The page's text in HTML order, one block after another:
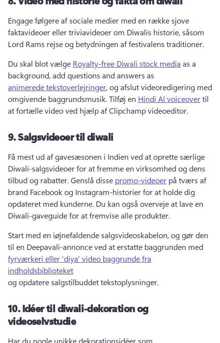
Engage følgere af sociale medier med en række sjove
faktavideoer eller triviavideoer om Diwalis historie, såsom
Lord Rams rejse og betydningen af festivalens traditioner.
Du skal blot vælge Royalty-free Diwali stock media as a
background, add questions and answers as
animerede tekstoverlejringer, og afslut videoredigering med
omgivende baggrundsmusik. Tilføj en Hindi AI voiceover til
at fortælle video ved hjælp af Clipchamp videoeditor.
9.Salgsvideoer til diwali
Få mest ud af gavesæsonen i Indien ved at oprette særlige
Diwali-salgsvideoer for at fremme en virksomhed og dens
tilbud og rabatter. Genslå disse promo-videoer på tværs af
brand Facebook og Instagram-historier for at holde dig
opdateret med kunderne. Du kan også overveje at lave en
Diwali-gaveguide for at fremvise alle produkter.
Start med en iøjnefaldende salgsvideoskabelon, og gør den
til en Deepavali-annonce ved at erstatte baggrunden med
fyrværkeri eller 'diya' video baggrunde fra
indholdsbiblioteket
og opdatere salgstilbuddet tekstoplysninger.
10.Idéer til diwali-dekoration og
videoselvstudie
Har du nogle unikke dekorationsidéer som